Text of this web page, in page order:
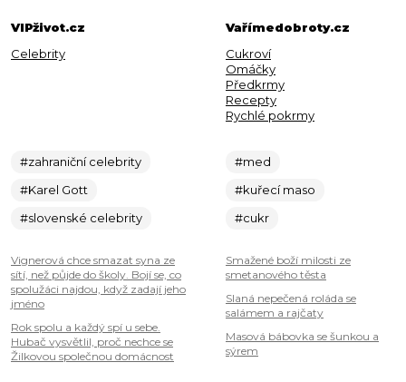
VIPživot.cz
Celebrity
#zahraniční celebrity
#Karel Gott
#slovenské celebrity
Vignerová chce smazat syna ze
sítí, než půjde do školy. Bojí se, co
spolužáci najdou, když zadají jeho
jméno
Rok spolu a každý spí u sebe.
Hubač vysvětlil, proč nechce se
Žilkovou společnou domácnost
Vařímedobroty.cz
Cukroví
Omáčky
Předkrmy
Recepty
Rychlé pokrmy
#med
#kuřecí maso
#cukr
Smažené boží milosti ze
smetanového těsta
Slaná nepečená roláda se
salámem a rajčaty
Masová bábovka se šunkou a
sýrem